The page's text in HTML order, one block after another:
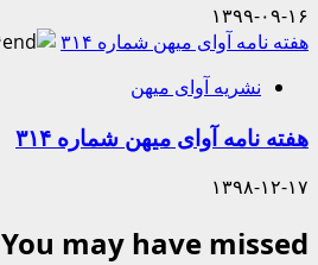
۱۳۹۹-۰۹-۱۶
هفته نامه آوای میهن شماره ۳۱۴
نشریه آوای میهن
هفته نامه آوای میهن شماره ۳۱۴
۱۳۹۸-۱۲-۱۷
You may have missed